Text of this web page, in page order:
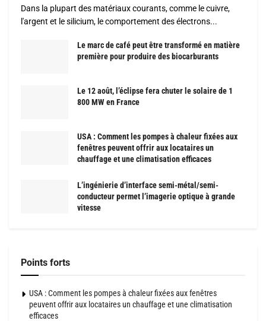
Dans la plupart des matériaux courants, comme le cuivre,
l'argent et le silicium, le comportement des électrons...
Le marc de café peut être transformé en matière
première pour produire des biocarburants
Le 12 août, l’éclipse fera chuter le solaire de 1
800 MW en France
USA : Comment les pompes à chaleur fixées aux
fenêtres peuvent offrir aux locataires un
chauffage et une climatisation efficaces
L’ingénierie d’interface semi-métal/semi-
conducteur permet l’imagerie optique à grande
vitesse
Points forts
USA : Comment les pompes à chaleur fixées aux fenêtres
peuvent offrir aux locataires un chauffage et une climatisation
efficaces